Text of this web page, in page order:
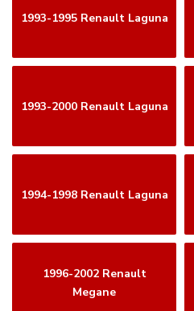
1993-1995 Renault Laguna
1993-2000 Renault Laguna
1994-1998 Renault Laguna
1996-2002 Renault
Megane